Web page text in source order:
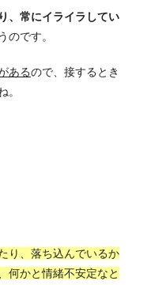
、常にイライラしてい
のです。
あるので、接するとき
。
り、落ち込んでいるか
何かと情緒不安定なと